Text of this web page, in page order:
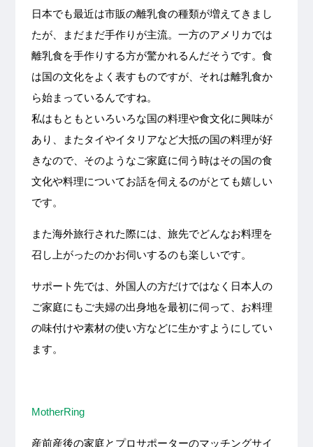
日本でも最近は市販の離乳食の種類が増えてきまし
たが、まだまだ手作りが主流。一方のアメリカでは
離乳食を手作りする方が驚かれるんだそうです。食
は国の文化をよく表すものですが、それは離乳食か
ら始まっているんですね。
私はもともといろいろな国の料理や食文化に興味が
あり、またタイやイタリアなど大抵の国の料理が好
きなので、そのようなご家庭に伺う時はその国の食
文化や料理についてお話を伺えるのがとても嬉しい
です。
また海外旅行された際には、旅先でどんなお料理を
召し上がったのかお伺いするのも楽しいです。
サポート先では、外国人の方だけではなく日本人の
ご家庭にもご夫婦の出身地を最初に伺って、お料理
の味付けや素材の使い方などに生かすようにしてい
ます。
MotherRing
産前産後の家庭とプロサポーターのマッチングサイ